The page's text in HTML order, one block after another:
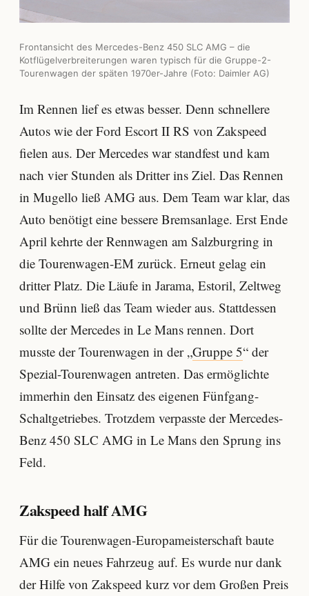
Frontansicht des Mercedes-Benz 450 SLC AMG – die
Kotflügelverbreiterungen waren typisch für die Gruppe-2-
Tourenwagen der späten 1970er-Jahre (Foto: Daimler AG)
Im Rennen lief es etwas besser. Denn schnellere
Autos wie der Ford Escort II RS von Zakspeed
fielen aus. Der Mercedes war standfest und kam
nach vier Stunden als Dritter ins Ziel. Das Rennen
in Mugello ließ AMG aus. Dem Team war klar, das
Auto benötigt eine bessere Bremsanlage. Erst Ende
April kehrte der Rennwagen am Salzburgring in
die Tourenwagen-EM zurück. Erneut gelag ein
dritter Platz. Die Läufe in Jarama, Estoril, Zeltweg
und Brünn ließ das Team wieder aus. Stattdessen
sollte der Mercedes in Le Mans rennen. Dort
musste der Tourenwagen in der „Gruppe 5“ der
Spezial-Tourenwagen antreten. Das ermöglichte
immerhin den Einsatz des eigenen Fünfgang-
Schaltgetriebes. Trotzdem verpasste der Mercedes-
Benz 450 SLC AMG in Le Mans den Sprung ins
Feld.
Zakspeed half AMG
Für die Tourenwagen-Europameisterschaft baute
AMG ein neues Fahrzeug auf. Es wurde nur dank
der Hilfe von Zakspeed kurz vor dem Großen Preis